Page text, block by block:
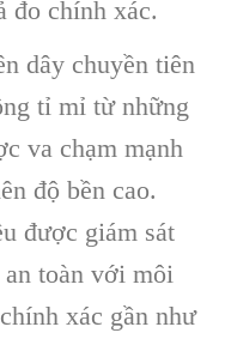
đo chính xác.
dây chuyền tiên
tỉ mỉ từ những
va chạm mạnh
ên độ bền cao.
được giám sát
toàn với môi
ính xác gần như